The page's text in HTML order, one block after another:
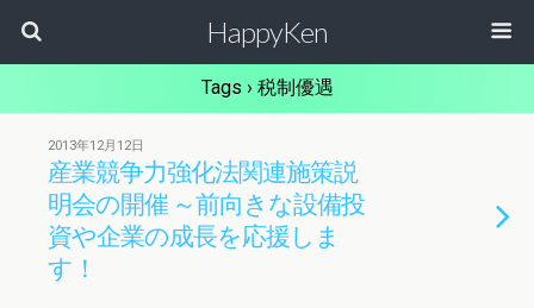
HappyKen
Tags › 税制優遇
2013年12月12日
産業競争力強化法関連施策説
明会の開催 ～前向きな設備投
資や企業の成長を応援しま
す！